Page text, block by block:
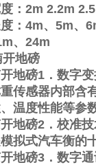
： 2m 2.2m
： 4m、 5m、
、 24m
开地磅
地磅1 ．数字
传感器内部含
温度性能等参
地磅2 ．校准
拟式汽车衡的
地磅3 ．数字